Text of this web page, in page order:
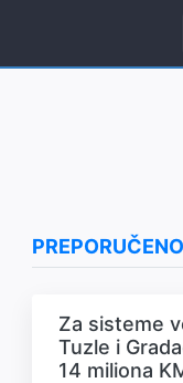
PREPORUČENO
Za sisteme
Tuzle i
14 miliona